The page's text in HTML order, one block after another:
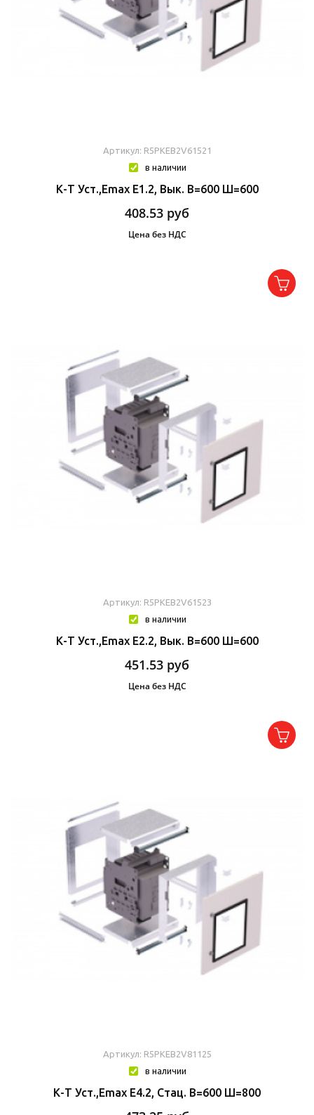
Артикул: R5PKEB2V61521
в наличии
К-Т Уст.,Emax E1.2, Вык. В=600 Ш=600
408.53 руб
Цена без НДС
Артикул: R5PKEB2V61523
в наличии
К-Т Уст.,Emax E2.2, Вык. В=600 Ш=600
451.53 руб
Цена без НДС
Артикул: R5PKEB2V81125
в наличии
К-Т Уст.,Emax E4.2, Стац. В=600 Ш=800